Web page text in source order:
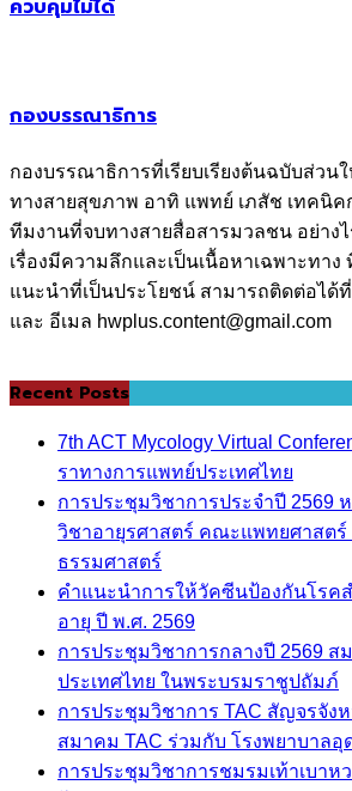
ควบคุมไม่ได้
กองบรรณาธิการ
กองบรรณาธิการที่เรียบเรียงต้นฉบับส่วน
ทางสายสุขภาพ อาทิ แพทย์ เภสัช เทคนิค
ทีมงานที่จบทางสายสื่อสารมวลชน อย่าง
เรื่องมีความลึกและเป็นเนื้อหาเฉพาะทา
แนะนำที่เป็นประโยชน์ สามารถติดต่อได้ที่
และ อีเมล hwplus.content@gmail.com
Recent Posts
7th ACT Mycology Virtual
ราทางการแพทย์ประเทศไทย
การประชุมวิชาการประจำปี 2569
วิชาอายุรศาสตร์ คณะแพทยศาสตร์
ธรรมศาสตร์
คำแนะนำการให้วัคซีนป้องกันโรค
อายุ ปี พ.ศ. 2569
การประชุมวิชาการกลางปี 2569 ส
ประเทศไทย ในพระบรมราชูปถัมภ์
การประชุมวิชาการ TAC สัญจรจัง
สมาคม TAC ร่วมกับ โรงพยาบาลอุ
การประชุมวิชาการชมรมเท้าเบาห